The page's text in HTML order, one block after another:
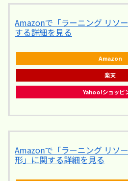
Amazonで「ラーニング リソ
する詳細を見る
Amazon
楽天
Yahoo!ショッピ
Amazonで「ラーニング リソ
形」に関する詳細を見る